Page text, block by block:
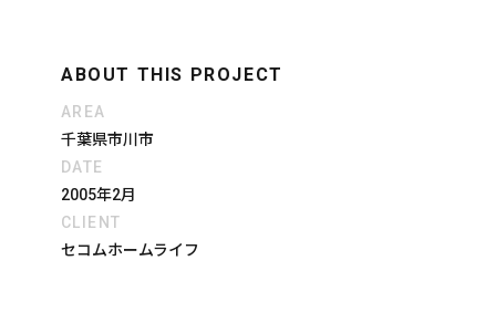
ABOUT THIS PROJECT
AREA
千葉県市川市
DATE
2005年2月
CLIENT
セコムホームライフ